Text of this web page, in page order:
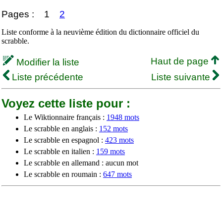
Pages : 1 2
Liste conforme à la neuvième édition du dictionnaire officiel du
scrabble.
Modifier la liste
Haut de page
Liste précédente
Liste suivante
Voyez cette liste pour :
Le Wiktionnaire français : 1948 mots
Le scrabble en anglais : 152 mots
Le scrabble en espagnol : 423 mots
Le scrabble en italien : 159 mots
Le scrabble en allemand : aucun mot
Le scrabble en roumain : 647 mots